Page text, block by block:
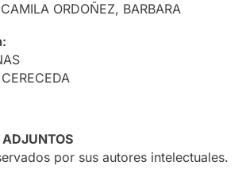
ORDOÑEZ, BARBARA
por sus autores intelectuales.